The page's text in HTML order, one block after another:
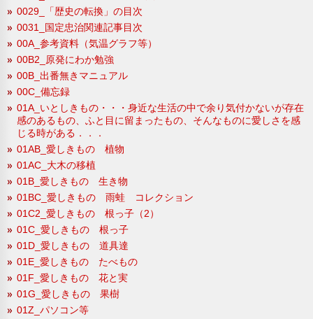
0029_「歴史の転換」の目次
0031_国定忠治関連記事目次
00A_参考資料（気温グラフ等）
00B2_原発にわか勉強
00B_出番無きマニュアル
00C_備忘録
01A_いとしきもの・・・身近な生活の中で余り気付かないが存在
感のあるもの、ふと目に留まったもの、そんなものに愛しさを感
じる時がある．．．
01AB_愛しきもの 植物
01AC_大木の移植
01B_愛しきもの 生き物
01BC_愛しきもの 雨蛙 コレクション
01C2_愛しきもの 根っ子（2）
01C_愛しきもの 根っ子
01D_愛しきもの 道具達
01E_愛しきもの たべもの
01F_愛しきもの 花と実
01G_愛しきもの 果樹
01Z_パソコン等